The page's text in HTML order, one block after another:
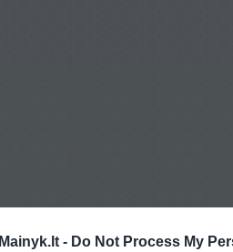
Mainyk.lt - Do Not Process My